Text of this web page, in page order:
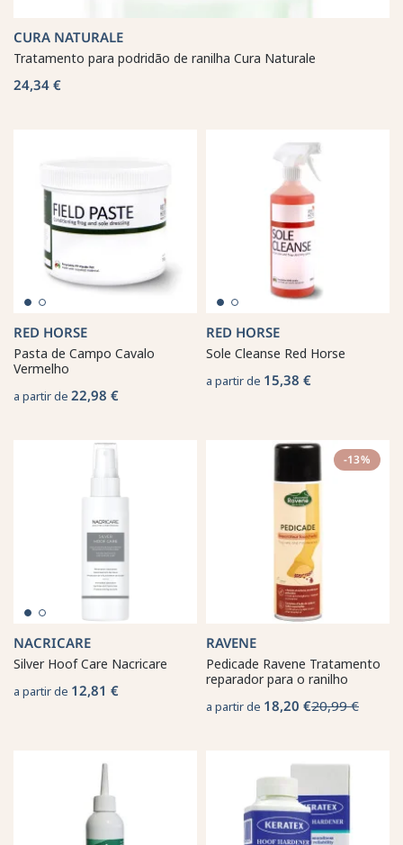
CURA NATURALE
Tratamento para podridão de ranilha Cura Naturale
24,34 €
RED HORSE
Pasta de Campo Cavalo
Vermelho
a partir de 22,98 €
RED HORSE
Sole Cleanse Red Horse
a partir de 15,38 €
NACRICARE
Silver Hoof Care Nacricare
a partir de 12,81 €
-13%
RAVENE
Pedicade Ravene Tratamento
reparador para o ranilho
a partir de 18,20 €20,99 €